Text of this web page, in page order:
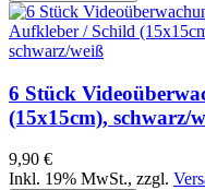
6 Stück
(15x15cm), schwarz/
9,90 €
Inkl. 19% MwSt., zzgl.